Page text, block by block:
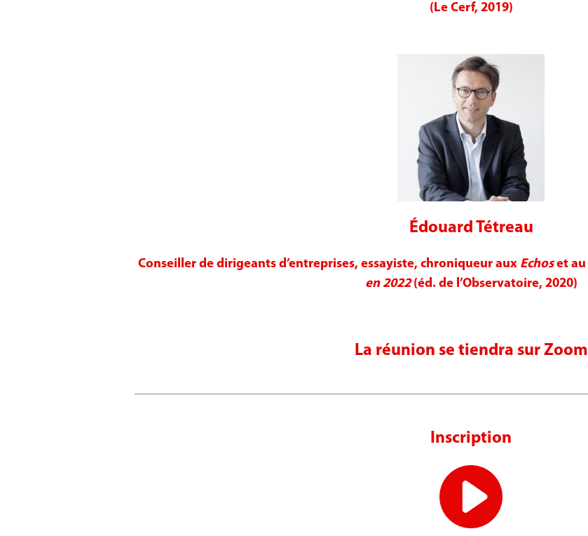
(Le Cerf, 2019)
Édouard Tétreau
Conseiller de dirigeants d’entreprises, essayiste, chroniqueur aux Echoset au
en 2022(éd. de l’Observatoire, 2020)
La réunion se tiendra sur Zoom
Inscription